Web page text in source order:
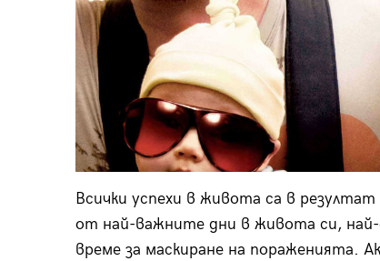
Всички успехи в живота са в
от най-важните дни в живота си,
време за маскиране на пораженията.